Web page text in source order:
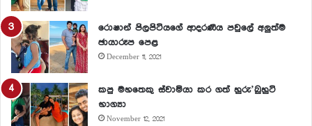
රොෂාන් පිලපිටියගේ ආදරණීය පවුලේ අලුත්ම
ඡායාරූප පෙළ
December 11, 2021
කපු මහතෙකු ස්වාමියා කර ගත් හුරු’බුහුටි
භාග්‍යා
November 12, 2021